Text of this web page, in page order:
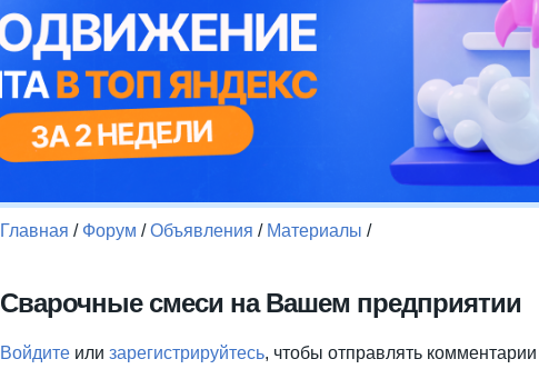
Главная / Форум /Объявления / Материалы /
Сварочные смеси на Вашем предприятии
Войдите или зарегистрируйтесь, чтобы отправлять комментарии